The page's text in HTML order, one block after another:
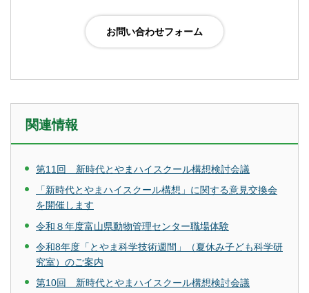
関連情報
第11回 新時代とやまハイスクール構想検討会議
「新時代とやまハイスクール構想」に関する意見交換会
を開催します
令和８年度富山県動物管理センター職場体験
令和8年度「とやま科学技術週間」（夏休み子ども科学研
究室）のご案内
第10回 新時代とやまハイスクール構想検討会議